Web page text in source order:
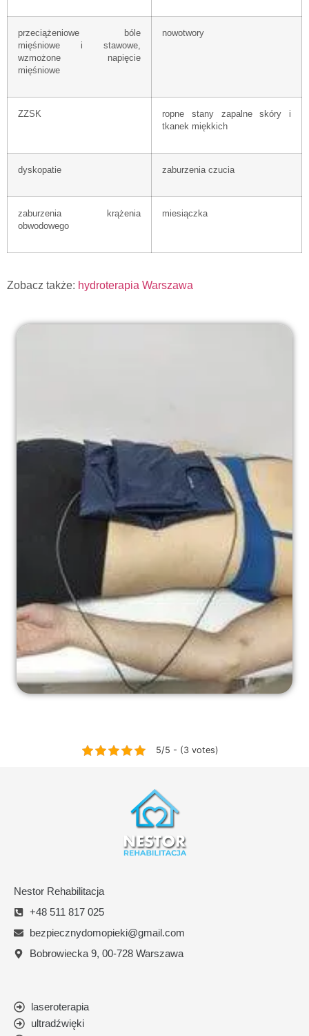
przeciążeniowe bóle
mięśniowe i stawowe,
wzmożone napięcie
mięśniowe
nowotwory
ZZSK
ropne stany zapalne skóry i
tkanek miękkich
dyskopatie zaburzenia czucia
zaburzenia krążenia
obwodowego
miesiączka
Zobacz także: hydroterapia Warszawa
5/5 - (3 votes)
Nestor Rehabilitacja
+48 511 817 025
bezpiecznydomopieki@gmail.com
Bobrowiecka 9, 00-728 Warszawa
laseroterapia
ultradźwięki